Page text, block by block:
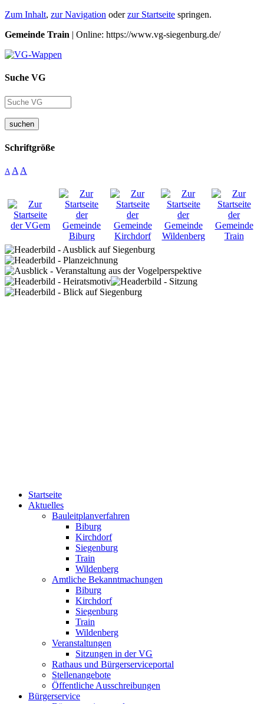
Zum Inhalt, zur Navigation oderzur Startseite springen.
Gemeinde Train | Online: https://www.vg-siegenburg.de/
Suche VG
suchen
Schriftgröße
A A A
Startseite
Aktuelles
Bauleitplanverfahren
Biburg
Kirchdorf
Siegenburg
Train
Wildenberg
Amtliche Bekanntmachungen
Biburg
Kirchdorf
Siegenburg
Train
Wildenberg
Veranstaltungen
Sitzungen in der VG
Rathaus und Bürgerserviceportal
Stellenangebote
Öffentliche Ausschreibungen
Bürgerservice